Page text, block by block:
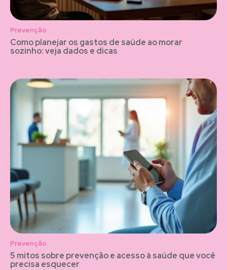
Prevenção
Como planejar os gastos de saúde ao morar
sozinho: veja dados e dicas
Prevenção
5 mitos sobre prevenção e acesso à saúde que você
precisa esquecer